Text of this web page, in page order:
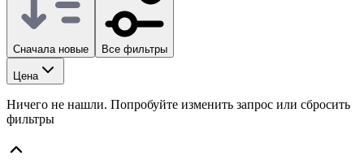
Сначала новые Все фильтры
Цена
Ничего не нашли. Попробуйте изменить запрос или сбросить
фильтры